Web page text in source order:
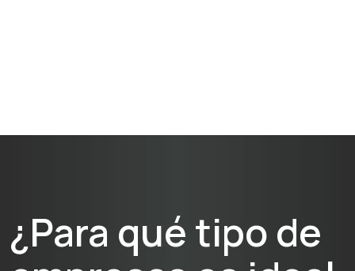
¿Para qué tipo de